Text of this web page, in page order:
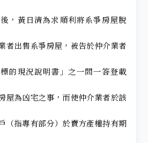
，黃日清為求順利將系爭房屋脫
者出售系爭房屋，被告於仲介業者
的現況說明書」之一問一答登載
屋為凶宅之事，而使仲介業者於該
（指專有部分）於賣方產權持有期